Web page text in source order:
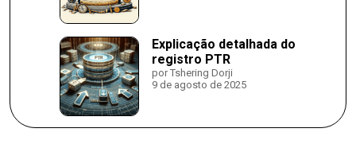
Explicação detalhada do
registro PTR
por Tshering Dorji
9 de agosto de 2025